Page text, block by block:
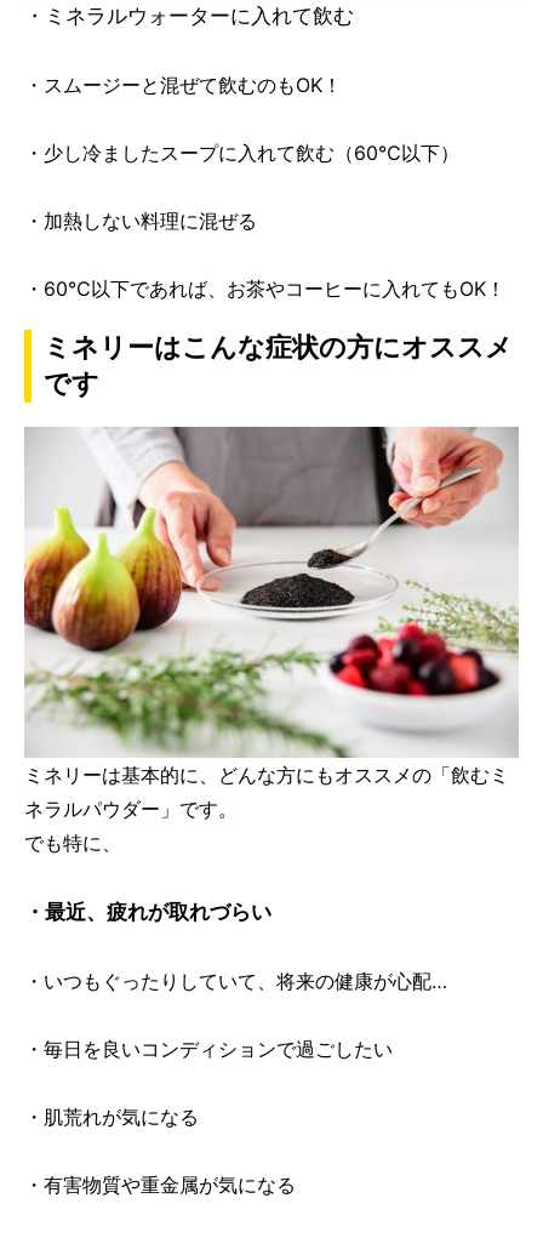
・ミネラルウォーターに入れて飲む
・スムージーと混ぜて飲むのもOK！
・少し冷ましたスープに入れて飲む（60℃以下）
・加熱しない料理に混ぜる
・60℃以下であれば、お茶やコーヒーに入れてもOK！
ミネリーはこんな症状の方にオススメ
です
ミネリーは基本的に、どんな方にもオススメの「飲むミ
ネラルパウダー」です。
でも特に、
・最近、疲れが取れづらい
・いつもぐったりしていて、将来の健康が心配…
・毎日を良いコンディションで過ごしたい
・肌荒れが気になる
・有害物質や重金属が気になる